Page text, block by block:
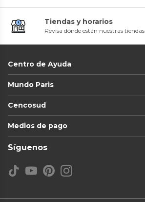
Tiendas y horarios
Revisa dónde están nuestras tiendas
Centro de Ayuda
Mundo Paris
Cencosud
Medios de pago
Síguenos